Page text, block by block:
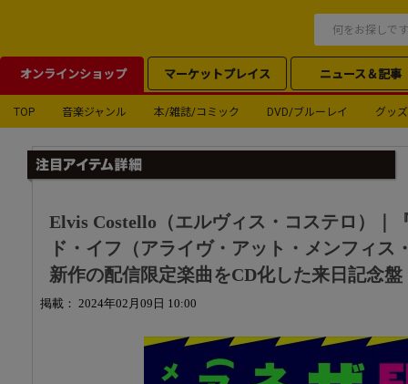
オンラインショップ マーケットプレイス ニュース＆記事
TOP 音楽ジャンル 本/雑誌/コミック DVD/ブルーレイ グッズ
Elvis Costello（エルヴィス・コステロ）｜
ド・イフ（アライヴ・アット・メンフィス
新作の配信限定楽曲をCD化した来日記念盤
掲載： 2024年02月09日 10:00